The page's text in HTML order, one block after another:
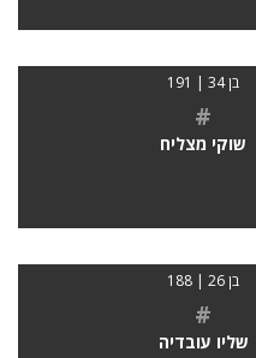
בן 34 | 191
#
שוקי מצליח
בן 26 | 188
#
שליו עובדיה